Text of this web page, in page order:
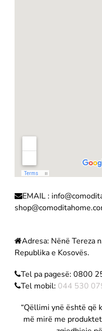
EMAIL :
Adresa: Nënë Tereza
Republika e Kosovës.
Tel pa pagesë: 0800
Tel mobil: 044 530
“Qëllimi ynë është që
më mirë me